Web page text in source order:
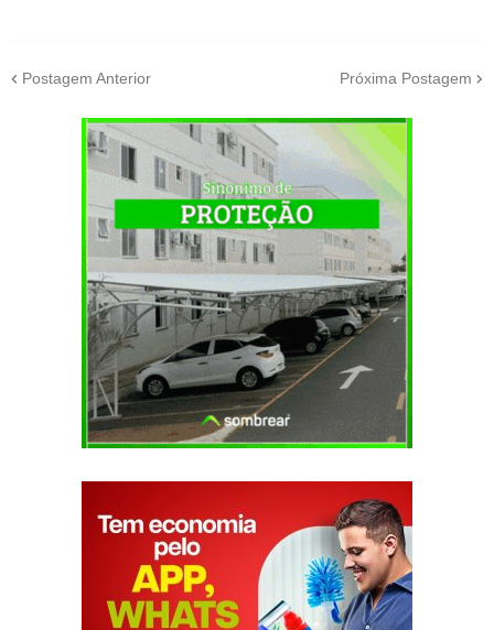
Postagem Anterior Próxima Postagem